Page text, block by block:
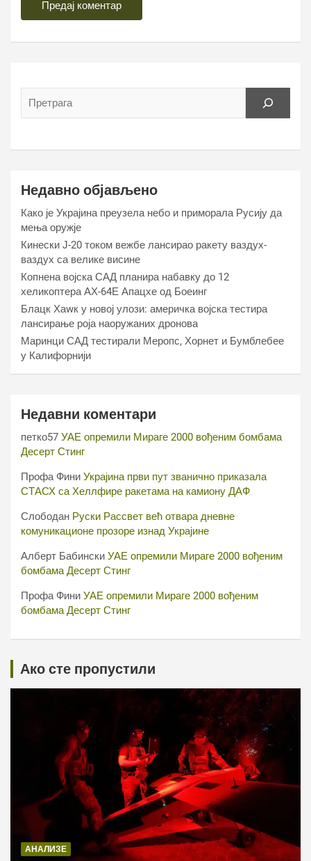
Недавно објављено
Како је Украјина преузела небо и приморала Русију да
мења оружје
Кинески Ј-20 током вежбе лансирао ракету ваздух-
ваздух са велике висине
Копнена војска САД планира набавку до 12
хеликоптера АХ-64Е Апацхе од Боеинг
Блацк Хаwк у новој улози: америчка војска тестира
лансирање роја наоружаних дронова
Маринци САД тестирали Меропс, Хорнет и Бумблебее
у Калифорнији
Недавни коментари
петко57 УАЕ опремили Мираге 2000 вођеним бомбама
Десерт Стинг
Профа Фини Украјина први пут званично приказала
СТАСХ са Хеллфире ракетама на камиону ДАФ
Слободан Руски Рассвет већ отвара дневне
комуникационе прозоре изнад Украјине
Алберт Бабински УАЕ опремили Мираге 2000 вођеним
бомбама Десерт Стинг
Профа Фини УАЕ опремили Мираге 2000 вођеним
бомбама Десерт Стинг
Ако сте пропустили
АНАЛИЗЕ